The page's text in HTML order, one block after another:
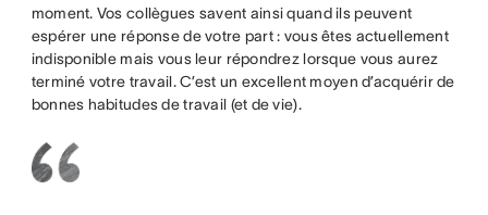
moment. Vos collègues savent ainsi quand ils peuvent
espérer une réponse de votre part : vous êtes actuellement
indisponible mais vous leur répondrez lorsque vous aurez
terminé votre travail. C’est un excellent moyen d’acquérir de
bonnes habitudes de travail (et de vie).